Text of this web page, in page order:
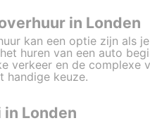
in Londen
kan een optie zijn als
huren van een auto
verkeer en de complexe
handige keuze.
in Londen